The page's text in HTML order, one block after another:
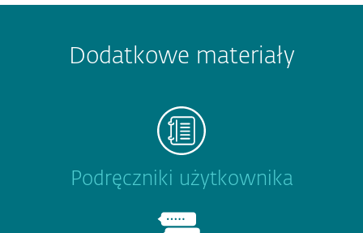
Dodatkowe materiały
Podręczniki użytkownika